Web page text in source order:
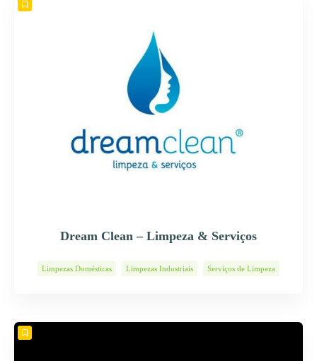
Dream Clean – Limpeza & Serviços
Limpezas Domésticas Limpezas Industriais Serviços de Limpeza